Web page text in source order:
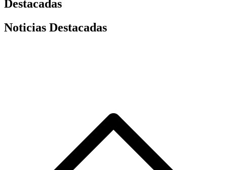
Destacadas
Noticias Destacadas